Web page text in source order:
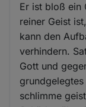
Er ist bloß ein
reiner Geist
kann den
verhindern.
Gott und
schlimme